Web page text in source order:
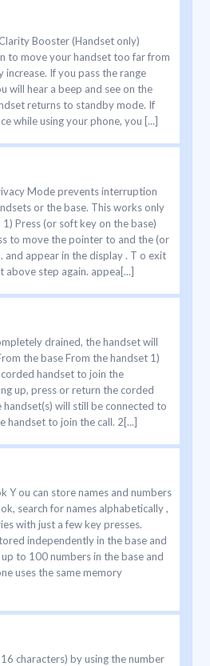
Booster (Handset only)
to move your handset too far from
increase. If you pass the range
will hear a beep and see on the
returns to standby mode. If
while using your phone, you [...]
Mode prevents interruption
or the base. This works only
Press (or soft key on the base)
to move the pointer to and the (or
and appear in the display . T o exit
step again. appea[...]
drained, the handset will
the base From the handset 1)
handset to join the
up, press or return the corded
will still be connected to
handset to join the call. 2[...]
Y ou can store names and numbers
search for names alphabetically ,
with just a few key presses.
independently in the base and
to 100 numbers in the base and
uses the same memory
characters) by using the number